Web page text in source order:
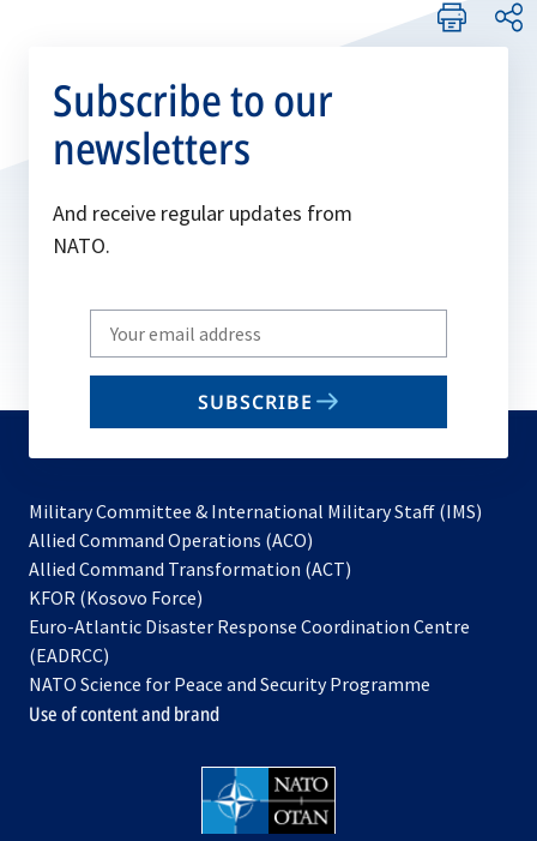
Subscribe to our
newsletters
And receive regular updates from
NATO.
Write
your
email
SUBSCRIBE
Military Committee & International Military Staff (IMS)
Allied Command Operations (ACO)
in
new
Allied Command Transformation (ACT)
a
tab
KFOR (Kosovo Force)
in
new
tab
Euro-Atlantic Disaster Response Coordination Centre
(EADRCC)
NATO Science for Peace and Security Programme
Use of content and brand